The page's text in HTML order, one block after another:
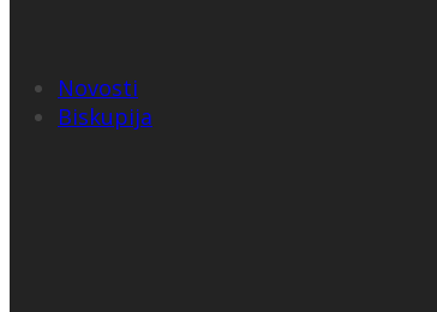
Novosti
Biskupija